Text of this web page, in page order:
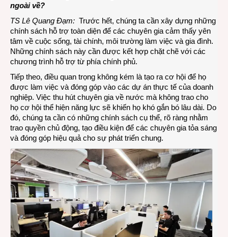
ngoài về?
TS Lê Quang Đạm: Trước hết, chúng ta cần xây dựng những
chính sách hỗ trợ toàn diện để các chuyên gia cảm thấy yên
tâm về cuộc sống, tài chính, môi trường làm việc và gia đình.
Những chính sách này cần được kết hợp chặt chẽ với các
chương trình hỗ trợ từ phía chính phủ.
Tiếp theo, điều quan trọng không kém là tạo ra cơ hội để họ
được làm việc và đóng góp vào các dự án thực tế của doanh
nghiệp. Việc thu hút chuyên gia về nước mà không trao cho
họ cơ hội thể hiện năng lực sẽ khiến họ khó gắn bó lâu dài. Do
đó, chúng ta cần có những chính sách cụ thể, rõ ràng nhằm
trao quyền chủ động, tạo điều kiện để các chuyên gia tỏa sáng
và đóng góp hiệu quả cho sự phát triển chung.